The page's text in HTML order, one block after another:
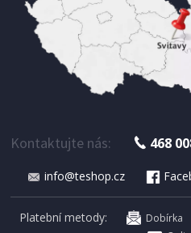
179 Kč
SUŠIČKA OVOCE S ČASOVAČEM
Concept SO 1060 In Time
Kontaktujte nás: 468
info@teshop.cz
Platební metody: Dobírka